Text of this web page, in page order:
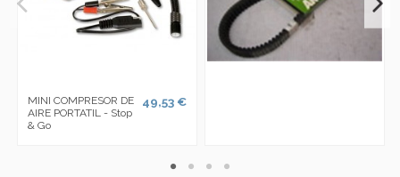
MINI COMPRESOR DE
AIRE PORTATIL - Stop
& Go
49,53 €